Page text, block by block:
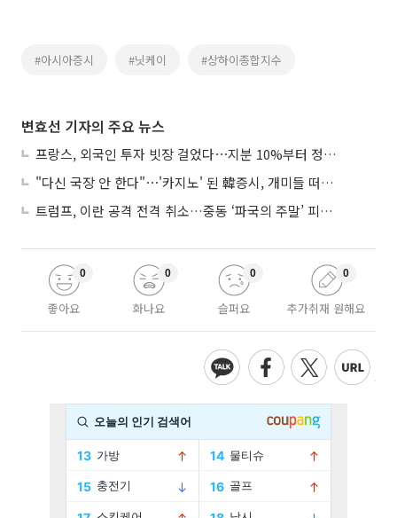
#아시아증시 #닛케이 #상하이종합지수
변효선 기자의 주요 뉴스
프랑스, 외국인 투자 빗장 걸었다⋯지분 10%부터 정부가 승인
"다신 국장 안 한다"⋯'카지노' 된 韓증시, 개미들 떠난다
트럼프, 이란 공격 전격 취소…중동 ‘파국의 주말’ 피했다
좋아요
0
화나요
0
슬퍼요
0
추가취재 원해요
0